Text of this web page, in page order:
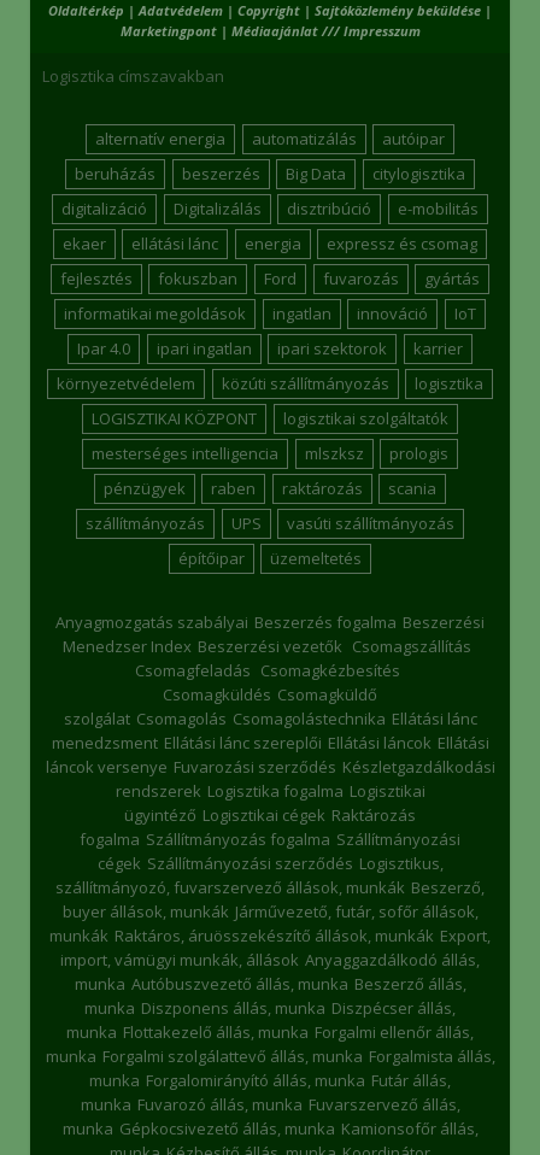
Oldaltérkép |Adatvédelem | Copyright | Sajtóközlemény beküldése |
Marketingpont| Médiaajánlat /// Impresszum
Logisztika címszavakban
alternatív energia automatizálás
autóipar
beruházás
beszerzés Big Data
citylogisztika
digitalizáció
Digitalizálás disztribúció
e-mobilitás
ekaer
ellátási lánc energia
expressz és csomag
fejlesztés
fokuszban Ford fuvarozás
gyártás
informatikai megoldások
ingatlan innováció
IoT
Ipar 4.0
ipari ingatlan ipari szektorok
karrier
környezetvédelem
közúti szállítmányozás
logisztika
LOGISZTIKAI KÖZPONT
logisztikai szolgáltatók
mesterséges intelligencia
mlszksz
prologis
pénzügyek
raben raktározás
scania
szállítmányozás
UPS
vasúti szállítmányozás
építőipar
üzemeltetés
Anyagmozgatás szabályai Beszerzés fogalma Beszerzési
Menedzser Index Beszerzési vezetők Csomagszállítás
Csomagfeladás Csomagkézbesítés
Csomagküldés Csomagküldő
szolgálat Csomagolás Csomagolástechnika Ellátási lánc
menedzsment Ellátási lánc szereplői Ellátási láncok Ellátási
láncok versenye Fuvarozási szerződés Készletgazdálkodási
rendszerek Logisztika fogalma Logisztikai
ügyintéző Logisztikai cégek Raktározás
fogalma Szállítmányozás fogalma Szállítmányozási
cégek Szállítmányozási szerződés Logisztikus,
szállítmányozó, fuvarszervező állások, munkák Beszerző,
buyer állások, munkák Járművezető, futár, sofőr állások,
munkák Raktáros, áruösszekészítő állások, munkák Export,
import, vámügyi munkák, állások Anyaggazdálkodó állás,
munka Autóbuszvezető állás, munka Beszerző állás,
munka Diszponens állás, munka Diszpécser állás,
munka Flottakezelő állás, munka Forgalmi ellenőr állás,
munka Forgalmi szolgálattevő állás, munka Forgalmista állás,
munka Forgalomirányító állás, munka Futár állás,
munka Fuvarozó állás, munka Fuvarszervező állás,
munka Gépkocsivezető állás, munka Kamionsofőr állás,